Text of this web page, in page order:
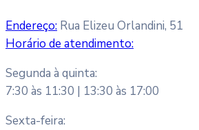
Endereço: Rua Elizeu Orlandini, 51
Horário de atendimento:
Segunda à quinta:
7:30 às 11:30 | 13:30 às 17:00
Sexta-feira: